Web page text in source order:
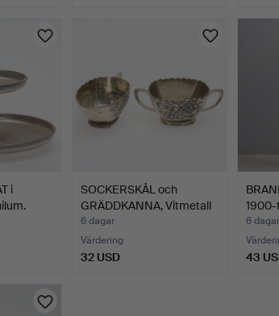
i
SOCKERSKÅL och
GRÄDDKANNA, Vitmetall
med r…
6 dagar
Värdering
32 USD
1900-
6 dagar
43